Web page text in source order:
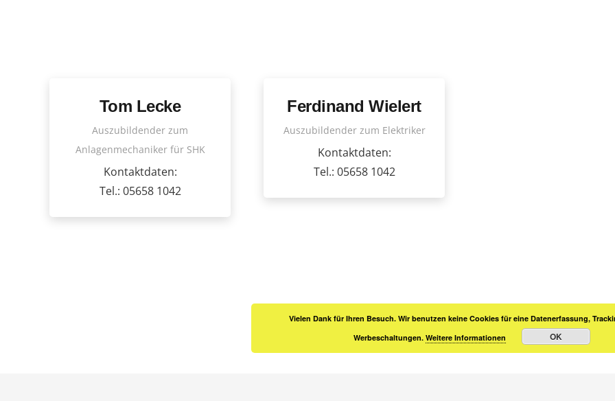
Tom Lecke
Auszubildender zum
Anlagenmechaniker für SHK
Kontaktdaten:
Tel.: 05658 1042
Ferdinand Wielert
Auszubildender zum Elektriker
Kontaktdaten:
Tel.: 05658 1042
Vielen Dank für Ihren Besuch. Wir benutzen keine Cookies für eine Datenerfassung,
Werbeschaltungen. Weitere Informationen OK